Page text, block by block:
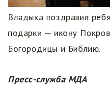
Владыка поздравил
подарки — икону
Богородицы и Библию.
Пресс-служба МДА